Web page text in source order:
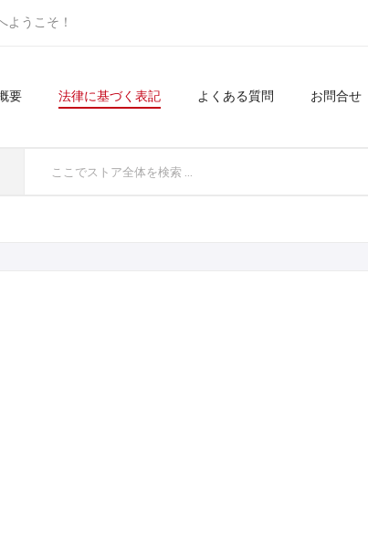
ようこそ！
要 法律に基づく表記 よくある質問 お問合せ